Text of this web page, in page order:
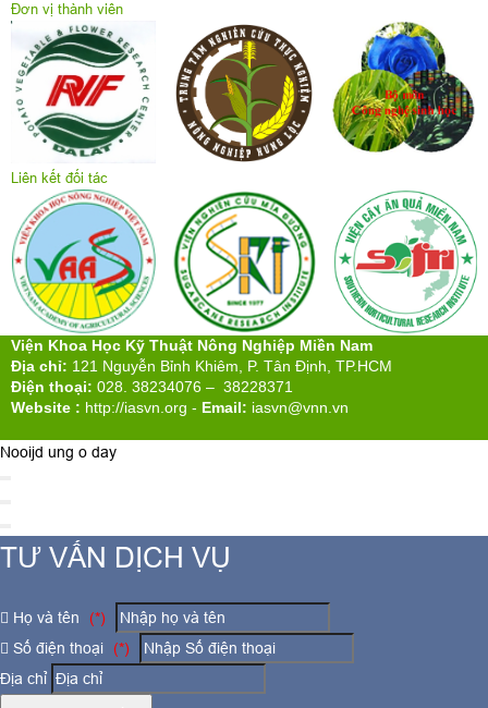
Đơn vị thành viên
Liên kết đối tác
Viện Khoa Học Kỹ Thuật Nông Nghiệp Miền Nam
Địa chỉ: 121 Nguyễn Bỉnh Khiêm, P. Tân Định, TP.HCM
Điện thoại: 028. 38234076 – 38228371
Website : http://iasvn.org - Email: iasvn@vnn.vn
Nooijd ung o day
TƯ VẤN DỊCH VỤ
Họ và tên
(*)
Số điện thoại
(*)
Địa chỉ